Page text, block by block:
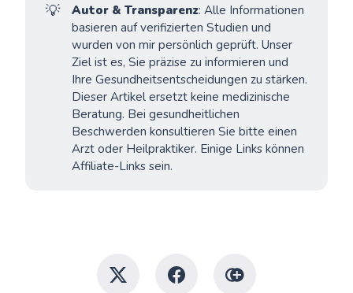
💡 Autor & Transparenz: Alle Informationen
basieren auf verifizierten Studien und
wurden von mir persönlich geprüft. Unser
Ziel ist es, Sie präzise zu informieren und
Ihre Gesundheitsentscheidungen zu stärken.
Dieser Artikel ersetzt keine medizinische
Beratung. Bei gesundheitlichen
Beschwerden konsultieren Sie bitte einen
Arzt oder Heilpraktiker. Einige Links können
Affiliate-Links sein.